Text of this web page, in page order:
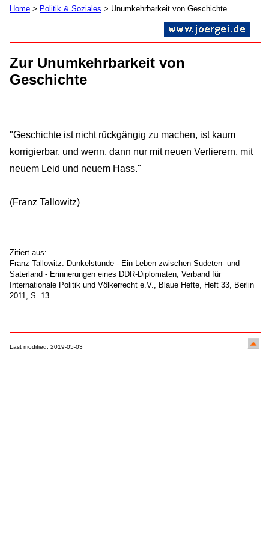
Home > Politik & Soziales > Unumkehrbarkeit von Geschichte
Zur Unumkehrbarkeit von
Geschichte
"Geschichte ist nicht rückgängig zu machen, ist kaum
korrigierbar, und wenn, dann nur mit neuen Verlierern, mit
neuem Leid und neuem Hass."
(Franz Tallowitz)
Zitiert aus:
Franz Tallowitz: Dunkelstunde - Ein Leben zwischen Sudeten- und
Saterland - Erinnerungen eines DDR-Diplomaten, Verband für
Internationale Politik und Völkerrecht e.V., Blaue Hefte, Heft 33, Berlin
2011, S. 13
Last modified: 2019-05-03